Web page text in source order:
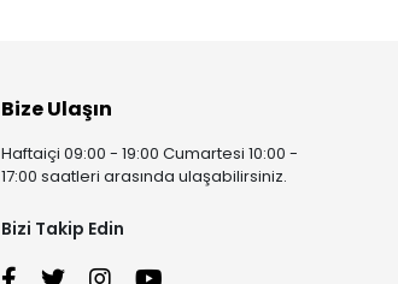
Bize Ulaşın
Haftaiçi 09:00 - 19:00 Cumartesi 10:00 -
17:00 saatleri arasında ulaşabilirsiniz.
Bizi Takip Edin